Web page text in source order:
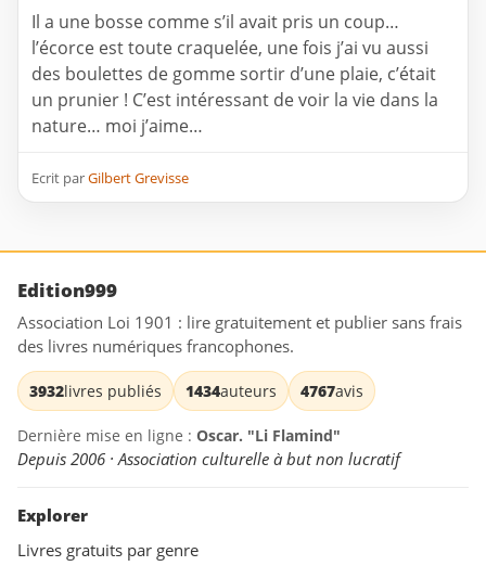
Il a une bosse comme s’il avait pris un coup…
l’écorce est toute craquelée, une fois j’ai vu aussi
des boulettes de gomme sortir d’une plaie, c’était
un prunier ! C’est intéressant de voir la vie dans la
nature… moi j’aime…
Ecrit parGilbert Grevisse
Edition999
Association Loi 1901 : lire gratuitement et publier sans frais
des livres numériques francophones.
3932livres publiés 1434auteurs 4767avis
Dernière mise en ligne : Oscar. "Li Flamind"
Depuis 2006 · Association culturelle à but non lucratif
Explorer
Livres gratuits par genre